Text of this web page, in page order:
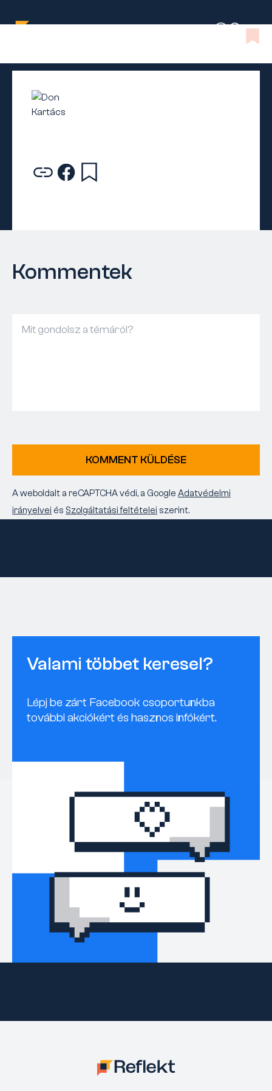
Kommentek
KOMMENT KÜLDÉSE
A weboldalt a reCAPTCHA védi, a Google Adatvédelmi
irányelvei és Szolgáltatási feltételei szerint.
Valami többet keresel?
Lépj be zárt Facebook csoportunkba
további akciókért és hasznos infókért.